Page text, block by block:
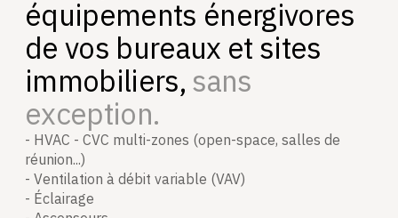
équipements énergivores
de vos bureaux et sites
immobiliers, sans
exception.
- HVAC - CVC multi-zones (open-space, salles de
réunion...)
- Ventilation à débit variable (VAV)
- Éclairage